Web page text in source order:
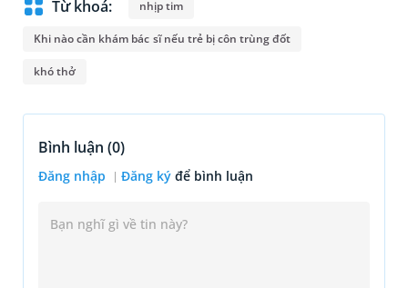
Từ khoá: nhịp tim
Khi nào cần khám bác sĩ nếu trẻ bị côn trùng đốt
khó thở
Bình luận (0)
Đăng nhập Đăng ký để bình luận